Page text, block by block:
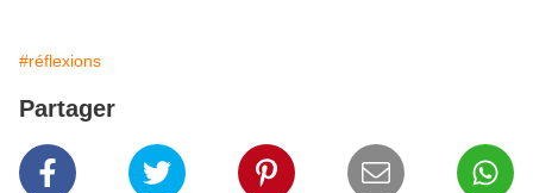
#réflexions
Partager